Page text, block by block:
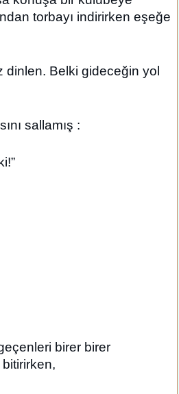
torbayı indirirken eşeğe
dinlen. Belki gideceğin yol
sallamış :
birer birer